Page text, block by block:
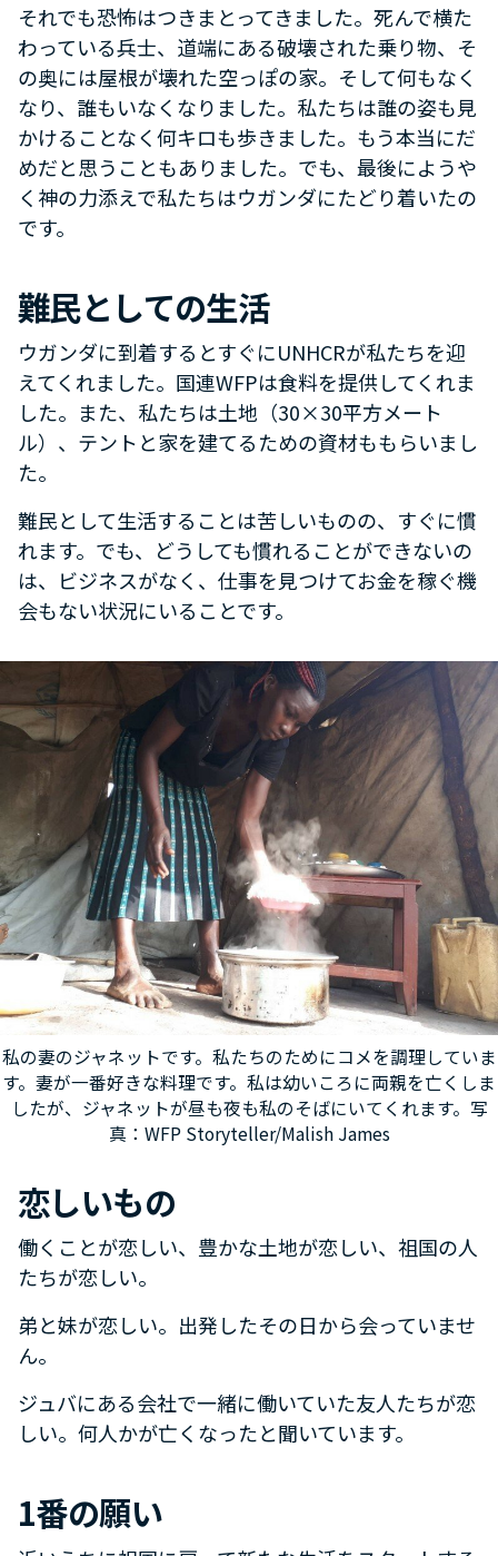
それでも恐怖はつきまとってきました。死んで横た
わっている兵士、道端にある破壊された乗り物、そ
の奥には屋根が壊れた空っぽの家。そして何もなく
なり、誰もいなくなりました。私たちは誰の姿も見
かけることなく何キロも歩きました。もう本当にだ
めだと思うこともありました。でも、最後にようや
く神の力添えで私たちはウガンダにたどり着いたの
です。
難民としての生活
ウガンダに到着するとすぐにUNHCRが私たちを迎
えてくれました。国連WFPは食料を提供してくれま
した。また、私たちは土地（30×30平方メート
ル）、テントと家を建てるための資材ももらいまし
た。
難民として生活することは苦しいものの、すぐに慣
れます。でも、どうしても慣れることができないの
は、ビジネスがなく、仕事を見つけてお金を稼ぐ機
会もない状況にいることです。
私の妻のジャネットです。私たちのためにコメを調理していま
す。妻が一番好きな料理です。私は幼いころに両親を亡くしま
したが、ジャネットが昼も夜も私のそばにいてくれます。写
真：WFP Storyteller/Malish James
恋しいもの
働くことが恋しい、豊かな土地が恋しい、祖国の人
たちが恋しい。
弟と妹が恋しい。出発したその日から会っていませ
ん。
ジュバにある会社で一緒に働いていた友人たちが恋
しい。何人かが亡くなったと聞いています。
1番の願い